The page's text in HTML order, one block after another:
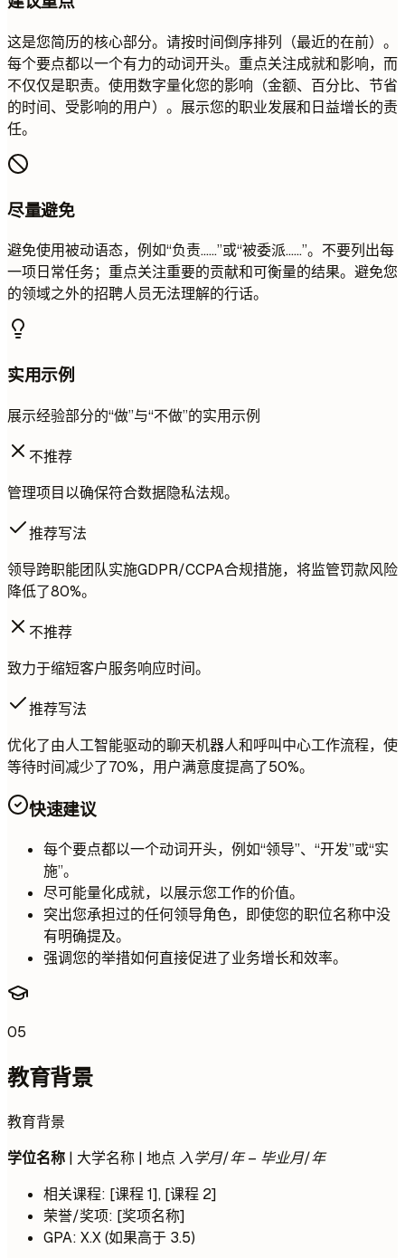
这是您简历的核心部分。请按时间倒序排列（最近的在前）。
每个要点都以一个有力的动词开头。重点关注成就和影响，而
不仅仅是职责。使用数字量化您的影响（金额、百分比、节省
的时间、受影响的用户）。展示您的职业发展和日益增长的责
任。
尽量避免
避免使用被动语态，例如“负责……”或“被委派……”。不要列出每
一项日常任务；重点关注重要的贡献和可衡量的结果。避免您
的领域之外的招聘人员无法理解的行话。
实用示例
展示经验部分的“做”与“不做”的实用示例
不推荐
管理项目以确保符合数据隐私法规。
推荐写法
领导跨职能团队实施GDPR/CCPA合规措施，将监管罚款风险
降低了80%。
不推荐
致力于缩短客户服务响应时间。
推荐写法
优化了由人工智能驱动的聊天机器人和呼叫中心工作流程，使
等待时间减少了70%，用户满意度提高了50%。
快速建议
每个要点都以一个动词开头，例如“领导”、“开发”或“实
施”。
尽可能量化成就，以展示您工作的价值。
突出您承担过的任何领导角色，即使您的职位名称中没
有明确提及。
强调您的举措如何直接促进了业务增长和效率。
05
教育背景
教育背景
学位名称 | 大学名称 | 地点 入学月/年 – 毕业月/年
相关课程: [课程 1], [课程 2]
荣誉/奖项: [奖项名称]
GPA: X.X (如果高于 3.5)